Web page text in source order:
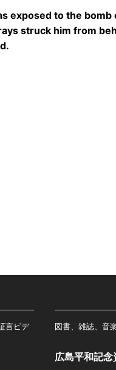
exposed to the
struck him from
言ビデ
図書、雑誌、音
広島平和記